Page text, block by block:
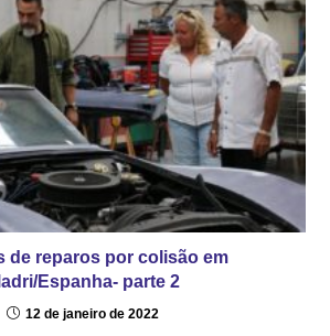
de reparos por colisão em
Espanha- parte 2
12 de janeiro de 2022